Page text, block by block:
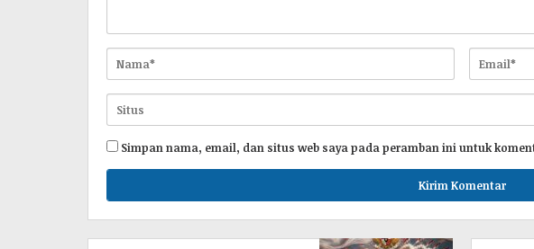
Simpan nama, email, dan situs web saya pada peramban ini untuk